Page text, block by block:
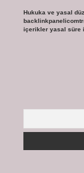
Hukuka ve yasal
içerikler yasal süre